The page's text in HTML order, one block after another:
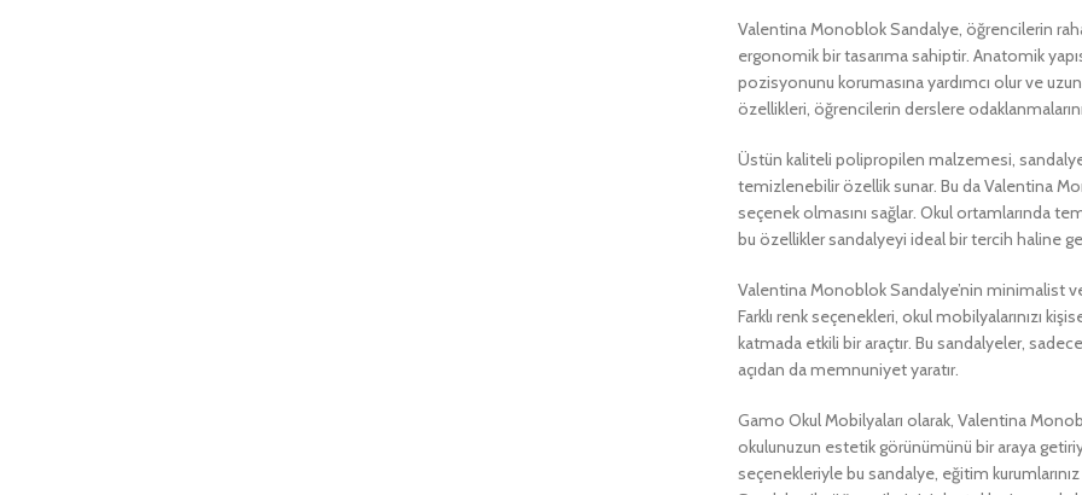
Valentina Monoblok Sandalye, öğrencilerin
ergonomik bir tasarıma sahiptir. Anatomik
pozisyonunu korumasına yardımcı olur ve
özellikleri, öğrencilerin derslere odaklanmalarını
Üstün kaliteli polipropilen malzemesi,
temizlenebilir özellik sunar. Bu da Valentina
seçenek olmasını sağlar. Okul ortamlarında
bu özellikler sandalyeyi ideal bir tercih haline
Valentina Monoblok Sandalye’nin minimalist ve
Farklı renk seçenekleri, okul mobilyalarınızı
katmada etkili bir araçtır. Bu sandalyeler,
açıdan da memnuniyet yaratır.
Gamo Okul Mobilyaları olarak, Valentina
okulunuzun estetik görünümünü bir araya
seçenekleriyle bu sandalye, eğitim